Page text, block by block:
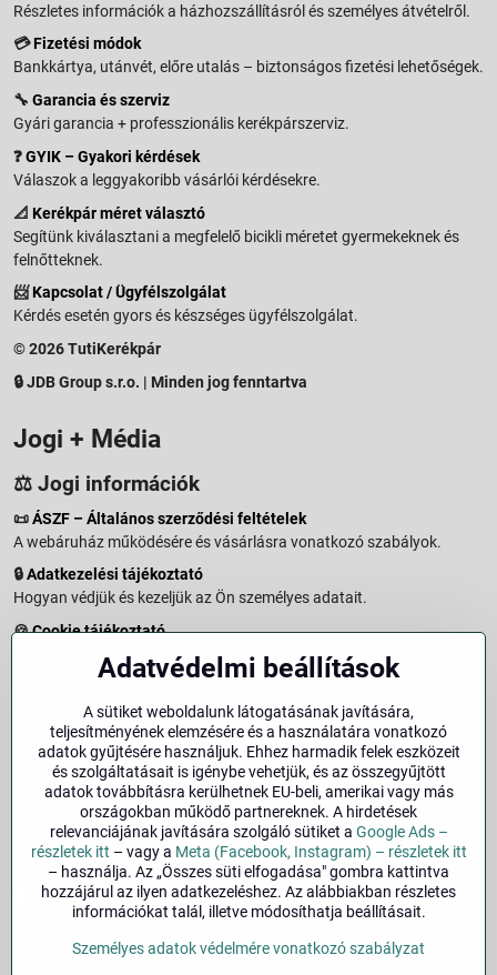
Részletes információk a házhozszállításról és személyes átvételről.
💳Fizetési módok
Bankkártya, utánvét, előre utalás – biztonságos fizetési lehetőségek.
🔧 Garancia és szerviz
Gyári garancia + professzionális kerékpárszerviz.
❓GYIK – Gyakori kérdések
Válaszok a leggyakoribb vásárlói kérdésekre.
📐 Kerékpár méret választó
Segítünk kiválasztani a megfelelő bicikli méretet gyermekeknek és
felnőtteknek.
📨Kapcsolat / Ügyfélszolgálat
Kérdés esetén gyors és készséges ügyfélszolgálat.
© 2026 TutiKerékpár
🔒 JDB Group s.r.o. | Minden jog fenntartva
Jogi + Média
⚖️ Jogi információk
📜ÁSZF – Általános szerződési feltételek
A webáruház működésére és vásárlásra vonatkozó szabályok.
🔒Adatkezelési tájékoztató
Hogyan védjük és kezeljük az Ön személyes adatait.
🍪Cookie tájékoztató
A weboldalon használt sütikről és adatkezelésről.
Vásárlástól való elállás menete és feltételei.
Elállás a szerződéstől
Impresszum
Üzemeltetői adatok és jogi tudnivalók.
🔐Biztonság
Facebook Instagram
Adatvédelmi beállítások
A sütiket weboldalunk látogatásának javítására,
teljesítményének elemzésére és a használatára vonatkozó
adatok gyűjtésére használjuk. Ehhez harmadik felek eszközeit
és szolgáltatásait is igénybe vehetjük, és az összegyűjtött
adatok továbbításra kerülhetnek EU-beli, amerikai vagy más
országokban működő partnereknek. A hirdetések
relevanciájának javítására szolgáló sütiket a Google Ads –
részletek itt – vagy a Meta (Facebook, Instagram) – részletek itt
– használja. Az „Összes süti elfogadása" gombra kattintva
hozzájárul az ilyen adatkezeléshez. Az alábbiakban részletes
információkat talál, illetve módosíthatja beállításait.
Személyes adatok védelmére vonatkozó szabályzat